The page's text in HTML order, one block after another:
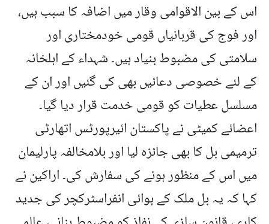
اس کے بین الاقوامی وقار میں اضافہ کا سبب ہیں،
اور فوج کی قربانیاں قومی خودمختاری اور
سلامتی کی مضبوط بنیاد ہیں۔ شہداء کے اہلخانہ
کے لئے خصوصی دعائیں بھی کی گئیں اور ان کے
مسلسل عطیات کو قومی خدمت قرار دیا گیا۔
اعضائے کمیٹی نے پاکستان ائیرپورٹس اتھارٹی
ترمیمی بل کا بھی جائزہ لیا اور بلامخالفہ پارلیمان
میں اس کے منظور ہونے کی سفارش کی۔ اراکین نے
کہا کہ یہ بل ملک کے ہوائی انفراسٹرکچر کی جدید